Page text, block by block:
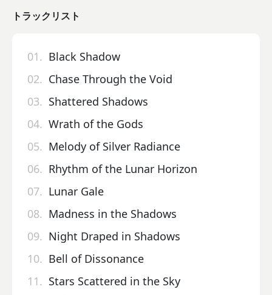
トラックリスト
01. Black Shadow
02. Chase Through the Void
03. Shattered Shadows
04. Wrath of the Gods
05. Melody of Silver Radiance
06. Rhythm of the Lunar Horizo​​n
07. Lunar Gale
08. Madness in the Shadows
09. Night Draped in Shadows
10. Bell of Dissonance
11. Stars Scattered in the Sky